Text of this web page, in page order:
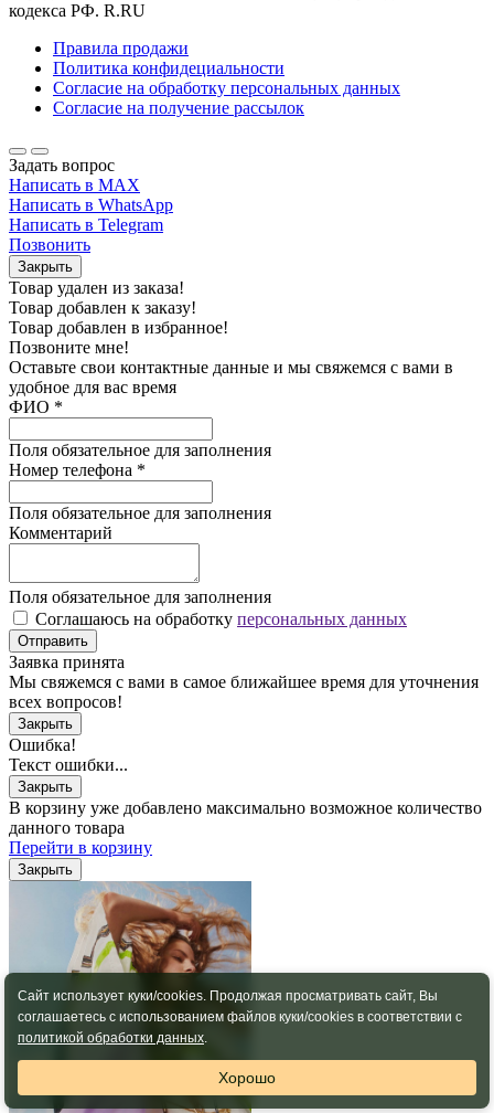
кодекса РФ. R.RU
Правила продажи
Политика конфидециальности
Согласие на обработку персональных данных
Согласие на получение рассылок
Задать вопрос
Написать в MAX
Написать в WhatsApp
Написать в Telegram
Позвонить
Закрыть
Товар удален из заказа!
Товар добавлен к заказу!
Товар добавлен в избранное!
Позвоните мне!
Оставьте свои контактные данные и мы свяжемся с вами в
удобное для вас время
ФИО *
Поля обязательное для заполнения
Номер телефона *
Поля обязательное для заполнения
Комментарий
Поля обязательное для заполнения
Соглашаюсь на обработку персональных данных
Отправить
Заявка принята
Мы свяжемся с вами в самое ближайшее время для уточнения
всех вопросов!
Закрыть
Ошибка!
Текст ошибки...
Закрыть
В корзину уже добавлено максимально возможное количество
данного товара
Перейти в корзину
Закрыть
Сайт использует куки/cookies. Продолжая просматривать сайт, Вы
соглашаетесь с использованием файлов куки/cookies в соответствии с
политикой обработки данных.
Хорошо